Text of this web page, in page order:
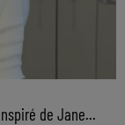
de Jane...